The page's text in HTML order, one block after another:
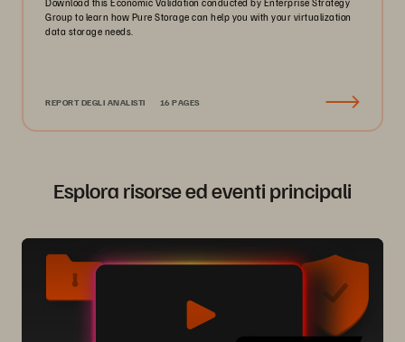
Download this Economic Validation conducted by Enterprise Strategy
Group to learn how Pure Storage can help you with your virtualization
data storage needs.
REPORT DEGLI ANALISTI 16 PAGES
Esplora risorse ed eventi principali